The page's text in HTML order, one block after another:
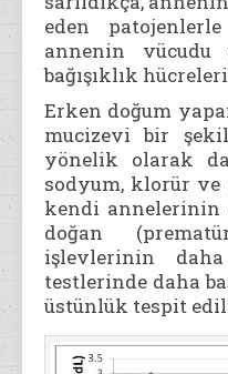
eden
annenin
bağışıklık
Erken doğum
mucizevi bir
yönelik olarak
sodyum, klorür
kendi annelerinin
doğan
işlevlerinin
testlerinde daha
üstünlük tespit